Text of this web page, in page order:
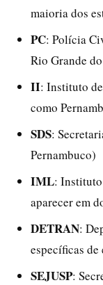
maioria dos
PC: Polícia
Rio Grande
II: Instituto
como
SDS:
Pernambuco)
IML:
aparecer em
DETRAN:
específicas de
SEJUSP: